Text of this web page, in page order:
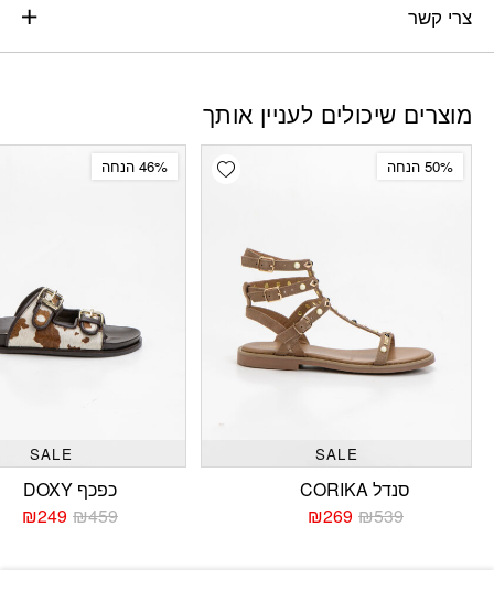
צרי קשר
מוצרים שיכולים לעניין אותך
Add wishlist 50% הנחה
SALE
סנדל CORIKA
₪539
המחיר
₪269המחיר
46% הנחה
SALE
כפכף DOXY
₪459
₪249